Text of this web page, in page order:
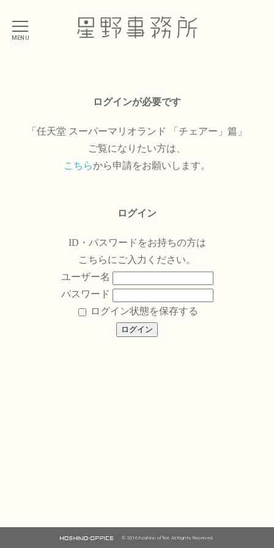
ログインが必要です
「任天堂 スーパーマリオランド 「チェアー」篇」
ご覧になりたい方は、
こちらから申請をお願いします。
ログイン
ID・パスワードをお持ちの方は
こちらにご入力ください。
ユーザー名
パスワード
ログイン状態を保存する
© 2016 hoshino office All Rights Reserved.
MENU